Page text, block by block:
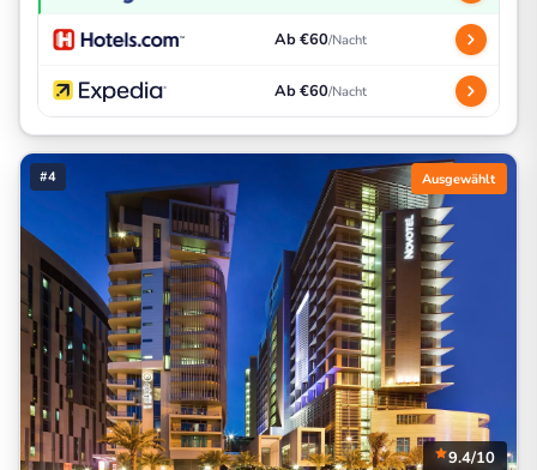
Ab €60/Nacht
Ab €60/Nacht
#4 Ausgewählt
9.4/10